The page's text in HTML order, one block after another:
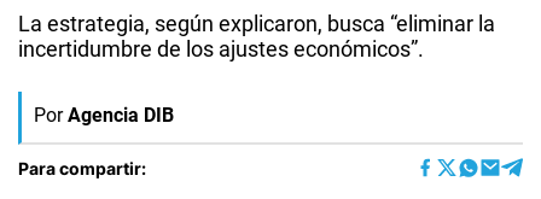
La estrategia, según explicaron, busca “eliminar la
incertidumbre de los ajustes económicos”.
Por Agencia DIB
Para compartir: